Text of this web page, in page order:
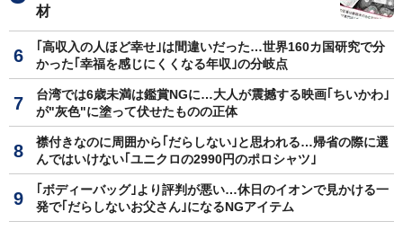
材
｢高収入の人ほど幸せ｣は間違いだった…世界160カ国研究で分
かった｢幸福を感じにくくなる年収｣の分岐点
台湾では6歳未満は鑑賞NGに…大人が震撼する映画｢ちいかわ｣
が"灰色"に塗って伏せたものの正体
襟付きなのに周囲から｢だらしない｣と思われる…帰省の際に選
んではいけない｢ユニクロの2990円のポロシャツ｣
｢ボディーバッグ｣より評判が悪い…休日のイオンで見かける一
発で｢だらしないお父さん｣になるNGアイテム